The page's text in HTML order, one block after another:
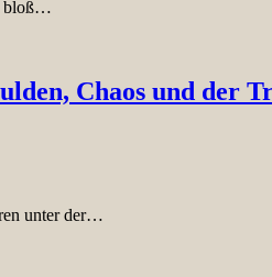
bloß…
Chaos und der
unter der…